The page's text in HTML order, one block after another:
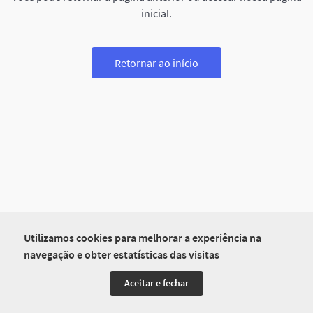
Utilizamos cookies para melhorar a experiência na
navegação e obter estatísticas das visitas
Aceitar e fechar
inicial.
Retornar ao início